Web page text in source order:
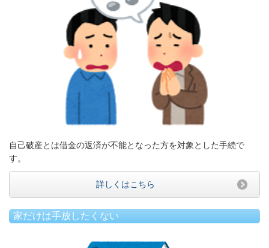
自己破産とは借金の返済が不能となった方を対象とした手続で
す。
詳しくはこちら
家だけは手放したくない